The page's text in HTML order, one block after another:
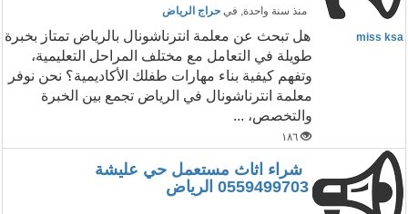
منذ سنة واحدة, في حراج الرياض
miss ksa
هل تبحث عن معلمة انترناشونال بالرياض تمتاز بخبرة
طويلة في التعامل مع مختلف المراحل التعليمية،
وتفهم كيفية بناء مهارات طفلك الأكاديمية؟ نحن نوفر
معلمة انترناشونال في الرياض تجمع بين الخبرة
والتخصص، ...
١٨٦
شراء اثاث مستعمل حي عليشة
0559499703 الرياض